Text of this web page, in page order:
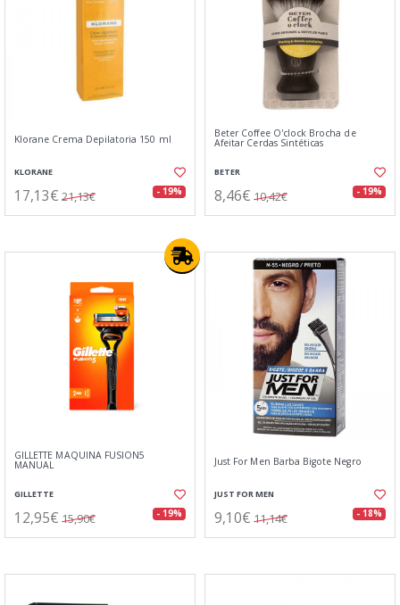
Klorane Crema Depilatoria 150 ml
KLORANE
17,13€ 21,13€ - 19%
Beter Coffee O'clock Brocha de
Afeitar Cerdas Sintéticas
BETER
8,46€ 10,42€ - 19%
GILLETTE MAQUINA FUSION5
MANUAL
GILLETTE
12,95€ 15,90€ - 19%
Just For Men Barba Bigote Negro
JUST FOR MEN
9,10€ 11,14€ - 18%